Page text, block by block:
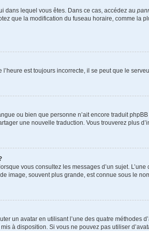
dans lequel vous êtes. Dans ce cas, accédez au
que la modification du fuseau horaire, comme la
est toujours incorrecte, il se peut que le
ou bien que personne n’ait encore traduit
une nouvelle traduction. Vous trouverez plus
vous consultez les messages d’un sujet.
image, souvent plus grande, est connue sous le
un avatar en utilisant l’une des quatre méthodes
à disposition. Si vous ne pouvez pas utiliser